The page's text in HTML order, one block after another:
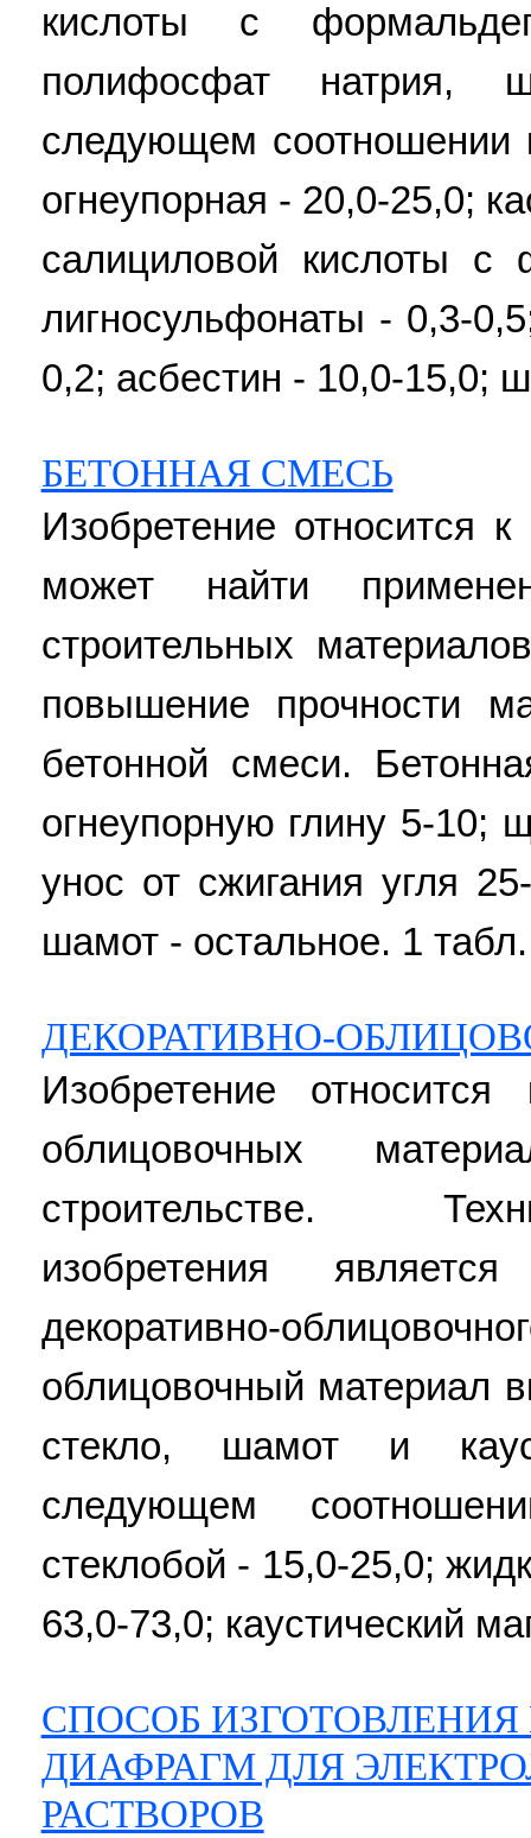
кислоты с
полифосфат натрия,
следующем соотношении
огнеупорная - 20,0-25,0;
салициловой кислоты с
лигносульфонаты - 0,3-
0,2; асбестин - 10,0-15,0;
БЕТОННАЯ СМЕСЬ
Изобретение относится
может найти
строительных
повышение прочности
бетонной смеси.
огнеупорную глину 5-10;
унос от сжигания угля
шамот - остальное. 1 табл.
ДЕКОРАТИВНО-
Изобретение
облицовочных
строительстве.
изобретения
декоративно-
облицовочный материал
стекло, шамот и
следующем
стеклобой - 15,0-25,0;
63,0-73,0; каустический
СПОСОБ
ДИАФРАГМ ДЛЯ
РАСТВОРОВ